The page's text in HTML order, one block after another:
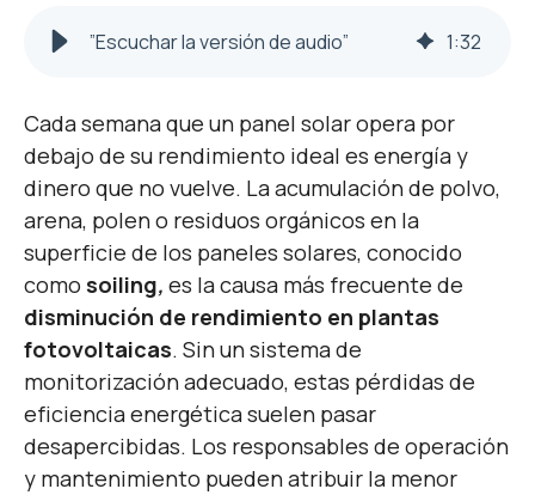
”Escuchar la versión de audio” 1:32
Cada semana que un panel solar opera por
debajo de su rendimiento ideal es energía y
dinero que no vuelve. La acumulación de polvo,
arena, polen o residuos orgánicos en la
superficie de los paneles solares, conocido
como soiling, es la causa más frecuente de
disminución de rendimiento en plantas
fotovoltaicas. Sin un sistema de
monitorización adecuado, estas pérdidas de
eficiencia energética suelen pasar
desapercibidas. Los responsables de operación
y mantenimiento pueden atribuir la menor